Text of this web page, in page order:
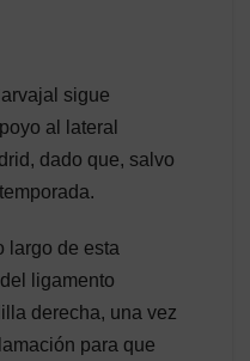
sigue
al lateral
dado que, salvo
largo de esta
ligamento
derecha, una vez
para que